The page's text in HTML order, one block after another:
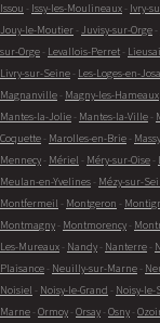
Issou - Issy-les-Moulineaux - Ivry-
Jouy-le-Moutier - Juvisy-sur-Orge -
sur-Orge - Levallois-Perret -
Livry-sur-Seine - Les-Loges-en-
Magnanville - Magny-les-Hameaux
Mantes-la-Jolie - Mantes-la-Ville -
Coquette - Marolles-en-Brie - Massy
Mennecy - Mériel - Méry-sur-Oise -
Meulan-en-Yvelines - Mézy-sur-
Montfermeil - Montgeron -
Montmagny - Montmorency -
Les-Mureaux - Nandy - Nanterre -
Plaisance - Neuilly-sur-Marne -
Noisiel - Noisy-le-Grand - Noisy-le-
Marne - Ormoy - Orsay - Osny -